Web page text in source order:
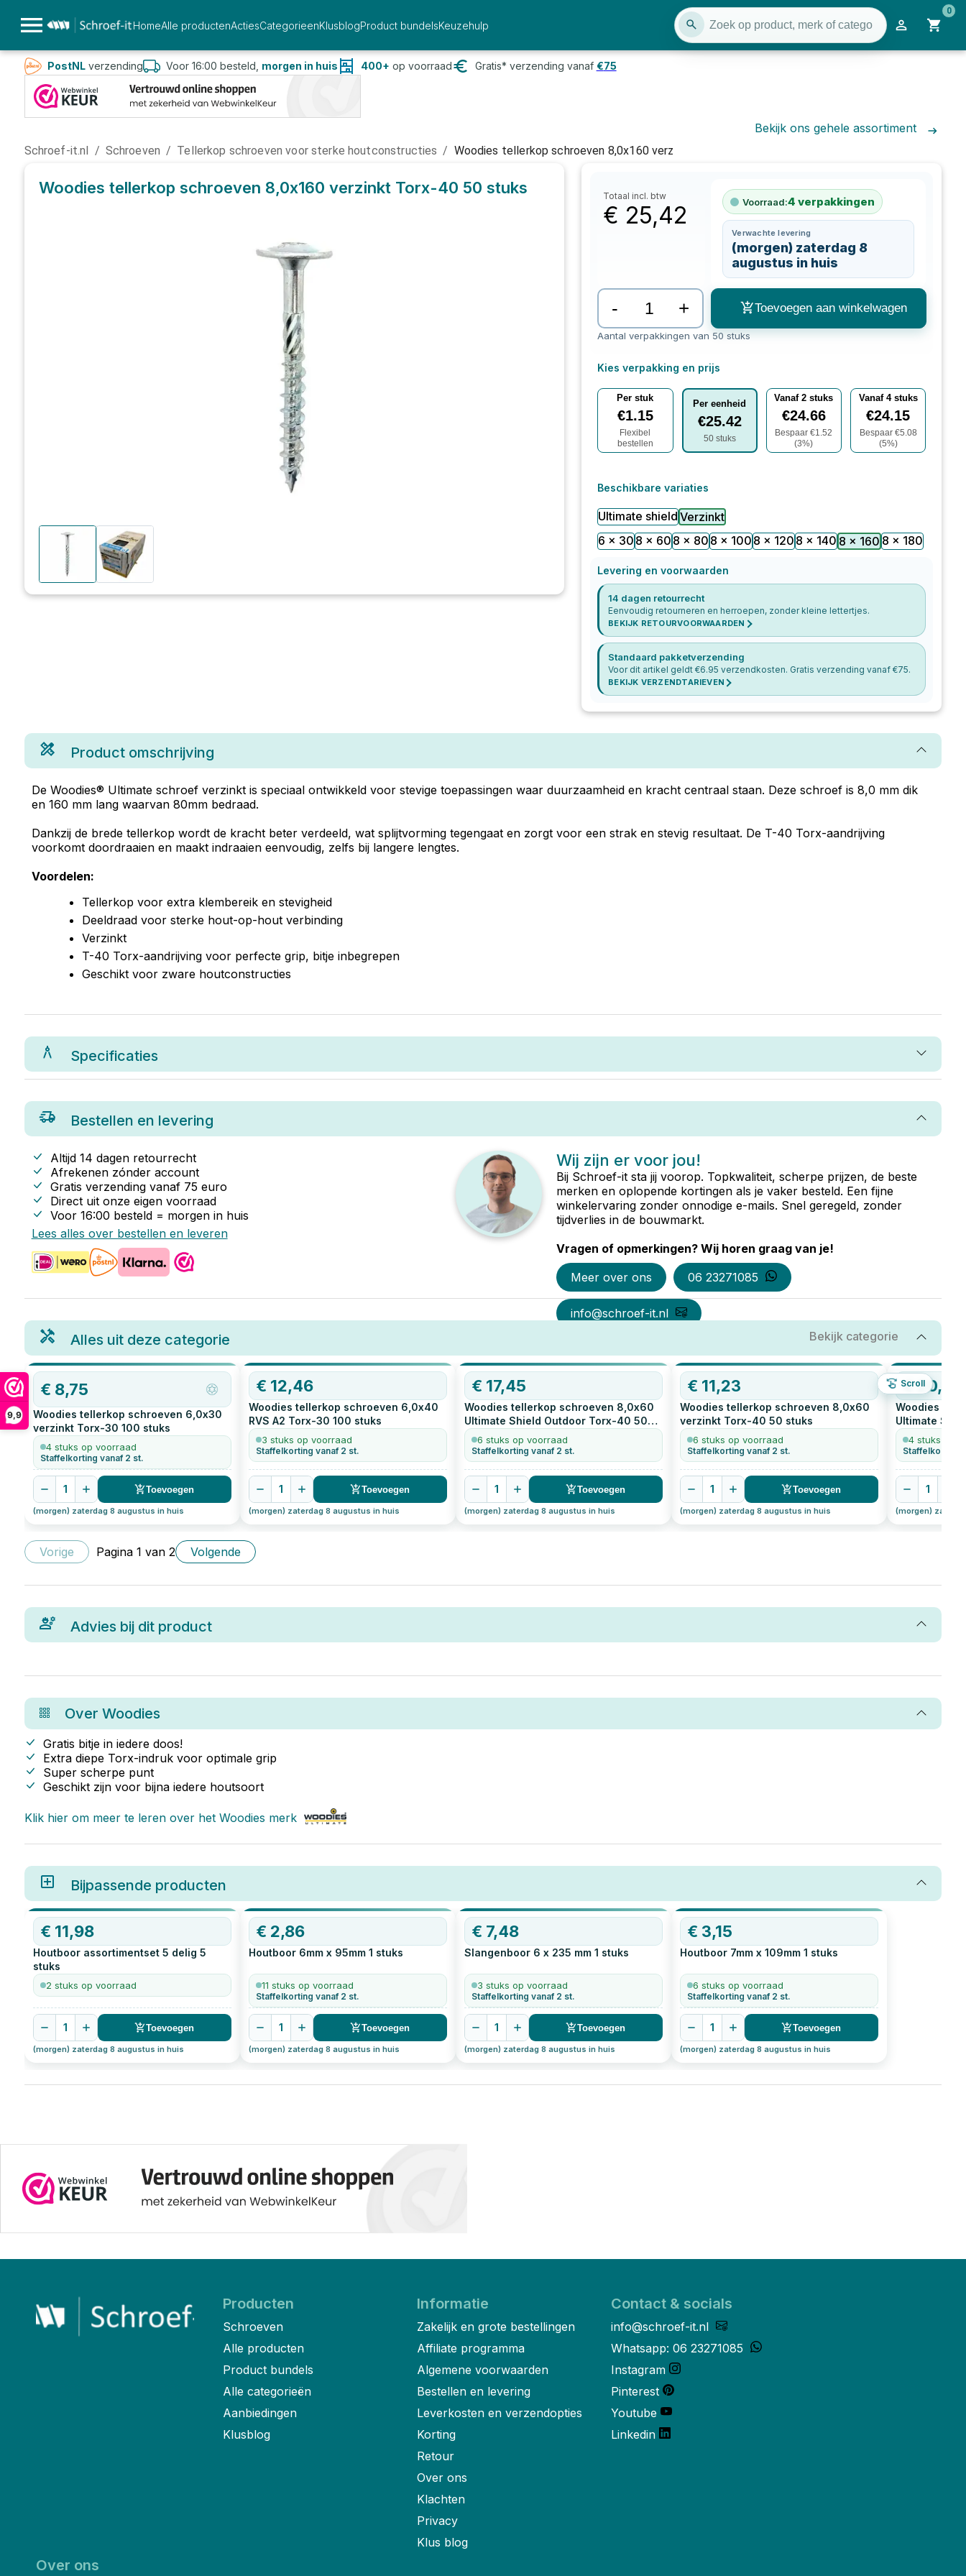
9,9
HomeAlle productenActiesCategorieenKlusblogProduct bundelsKeuzehulp
0
PostNLverzending Voor 16:00 besteld, morgen in huis 400+ op voorraad Gratis* verzending vanaf €75
Bekijk ons gehele assortiment
Schroef-it.nl / Schroeven / Tellerkop schroeven voor sterke houtconstructies / Woodies tellerkop schroeven 8,0x160 verz
Woodies tellerkop schroeven 8,0x160 verzinkt Torx-40 50 stuks Totaal incl. btw
€ 25,42 Voorraad:4 verpakkingen
Verwachte levering
(morgen) zaterdag 8
augustus in huis
- + Toevoegen aan winkelwagen
Aantal verpakkingen van 50 stuks
Kies verpakking en prijs
Per stuk
€1.15
Flexibel
bestellen
Per eenheid
€25.42
50stuks
Vanaf2 stuks
€24.66
Bespaar €1.52
(3%)
Vanaf 4stuks
€24.15
Bespaar €5.08
(5%)
Beschikbare variaties
Ultimate shield Verzinkt
6 x 30 8 x 60 8 x 80 8 x 100 8 x 120 8 x 140 8 x 160 8 x 180
Levering en voorwaarden
14 dagen retourrecht
Eenvoudig retourneren en herroepen, zonder kleine lettertjes.
BEKIJK RETOURVOORWAARDEN
Standaard pakketverzending
Voor dit artikel geldt €6.95 verzendkosten. Gratis verzending vanaf €75.
BEKIJK VERZENDTARIEVEN
Product omschrijving
De Woodies® Ultimate schroef verzinkt is speciaal ontwikkeld voor stevige toepassingen waar duurzaamheid en kracht centraal staan. Deze schroef is 8,0 mm dik
en 160 mm lang waarvan 80mm bedraad.
Dankzij de brede tellerkop wordt de kracht beter verdeeld, wat splijtvorming tegengaat en zorgt voor een strak en stevig resultaat. De T-40 Torx-aandrijving
voorkomt doordraaien en maakt indraaien eenvoudig, zelfs bij langere lengtes.
Voordelen:
Tellerkop voor extra klembereik en stevigheid
Deeldraad voor sterke hout-op-hout verbinding
Verzinkt
T-40 Torx-aandrijving voor perfecte grip, bitje inbegrepen
Geschikt voor zware houtconstructies
Specificaties
Bestellen en levering
Altijd 14 dagen retourrecht
Afrekenen zónder account
Gratis verzending vanaf 75 euro
Direct uit onze eigen voorraad
Voor 16:00 besteld = morgen in huis
Lees alles over bestellen en leveren
Wij zijn er voor jou!
Bij Schroef-it sta jij voorop. Topkwaliteit, scherpe prijzen, de beste
merken en oplopende kortingen als je vaker besteld. Een fijne
winkelervaring zonder onnodige e-mails. Snel geregeld, zonder
tijdverlies in de bouwmarkt.
Vragen of opmerkingen? Wij horen graag van je!
Meer over ons
06 23271085
info@schroef-it.nl
Alles uit deze categorie Bekijk categorie
Scroll
€ 8,75
Woodies tellerkop schroeven 6,0x30
verzinkt Torx-30 100 stuks
4 stuks op voorraad
Staffelkorting vanaf 2 st.
1 Toevoegen
(morgen) zaterdag 8 augustus in huis
€ 12,46
Woodies tellerkop schroeven 6,0x40
RVS A2 Torx-30 100 stuks
3 stuks op voorraad
Staffelkorting vanaf 2 st.
1 Toevoegen
(morgen) zaterdag 8 augustus in huis
€ 17,45
Woodies tellerkop schroeven 8,0x60
Ultimate Shield Outdoor Torx-40 50
stuks6 stuks op voorraad
Staffelkorting vanaf 2 st.
1 Toevoegen
(morgen) zaterdag 8 augustus in huis
€ 11,23
Woodies tellerkop schroeven 8,0x60
verzinkt Torx-40 50 stuks
6 stuks op voorraad
Staffelkorting vanaf 2 st.
1 Toevoegen
(morgen) zaterdag 8 augustus in huis
€20,32
Woodies
Ultimate
stuks4 stuks op
Staffelkorting
1
(morgen)
Vorige Pagina 1 van 2 Volgende
Advies bij dit product
Over Woodies
Gratis bitje in iedere doos!
Extra diepe Torx-indruk voor optimale grip
Super scherpe punt
Geschikt zijn voor bijna iedere houtsoort
Klik hier om meer te leren over het Woodies merk
Bijpassende producten
€ 11,98
Houtboor assortimentset 5 delig 5
stuks
2 stuks op voorraad
1 Toevoegen
(morgen) zaterdag 8 augustus in huis
€ 2,86
Houtboor 6mm x 95mm 1 stuks
11 stuks op voorraad
Staffelkorting vanaf 2 st.
1 Toevoegen
(morgen) zaterdag 8 augustus in huis
€ 7,48
Slangenboor 6 x 235 mm 1 stuks
3 stuks op voorraad
Staffelkorting vanaf 2 st.
1 Toevoegen
(morgen) zaterdag 8 augustus in huis
€ 3,15
Houtboor 7mm x 109mm 1 stuks
6 stuks op voorraad
Staffelkorting vanaf 2 st.
1 Toevoegen
(morgen) zaterdag 8 augustus in huis
Producten
Schroeven
Alle producten
Product bundels
Alle categorieën
Aanbiedingen
Klusblog
Informatie
Zakelijk en grote bestellingen
Affiliate programma
Algemene voorwaarden
Bestellen en levering
Leverkosten en verzendopties
Korting
Retour
Over ons
Klachten
Privacy
Klus blog
Contact & socials
info@schroef-it.nl
Whatsapp: 06 23271085
Instagram
Pinterest
Youtube
Linkedin
Over ons